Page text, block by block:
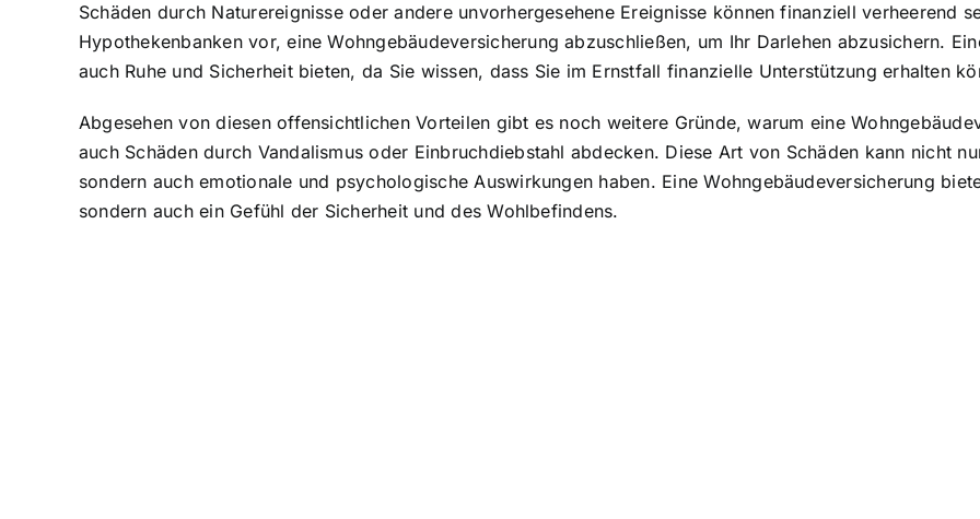
Schäden durch Naturereignisse oder andere unvorhergesehene Ereignisse können finanziell verheerend
Hypothekenbanken vor, eine Wohngebäudeversicherung abzuschließen, um Ihr Darlehen abzusichern.
auch Ruhe und Sicherheit bieten, da Sie wissen, dass Sie im Ernstfall finanzielle Unterstützung erhalten
Abgesehen von diesen offensichtlichen Vorteilen gibt es noch weitere Gründe, warum eine
auch Schäden durch Vandalismus oder Einbruchdiebstahl abdecken. Diese Art von Schäden kann nicht
sondern auch emotionale und psychologische Auswirkungen haben. Eine Wohngebäudeversicherung
sondern auch ein Gefühl der Sicherheit und des Wohlbefindens.